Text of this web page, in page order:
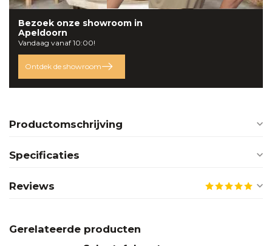
Bezoek onze showroom in
Apeldoorn
Vandaag vanaf 10:00!
Ontdek de showroom
Productomschrijving
Specificaties
Reviews
Gerelateerde producten